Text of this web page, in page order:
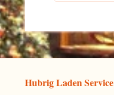
Hubrig Laden Service